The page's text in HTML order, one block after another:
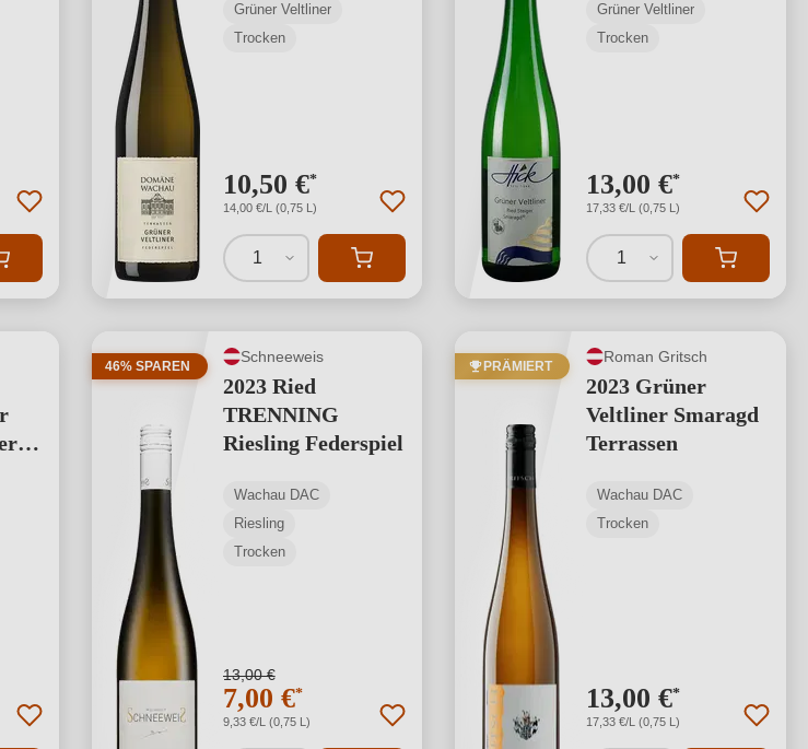
Grüner Veltliner
Trocken
10,50 €*
14,00 €/L (0,75 L)
1
Grüner Veltliner
Trocken
13,00 €*
17,33 €/L (0,75 L)
1
46% SPAREN
Schneeweis
2023 Ried
TRENNING
Riesling Federspiel
Wachau DAC
Riesling
Trocken
13,00 €
7,00 €*
9,33 €/L (0,75 L)
PRÄMIERT
Roman Gritsch
2023 Grüner
Veltliner Smaragd
Terrassen
Wachau DAC
Trocken
13,00 €*
17,33 €/L (0,75 L)